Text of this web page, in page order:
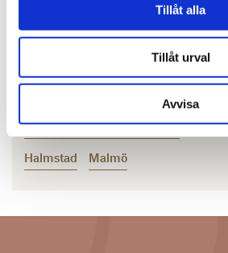
Tillåt alla
Tillåt urval
Avvisa
Mikael Gustafsson
Transaktionsrådgivning
mikael.gustafsson@svefa.se
Halmstad Malmö